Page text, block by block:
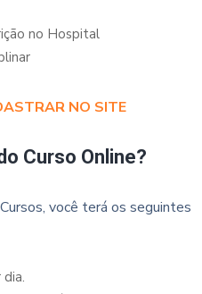
no Hospital
NO SITE
Curso Online?
você terá os seguintes